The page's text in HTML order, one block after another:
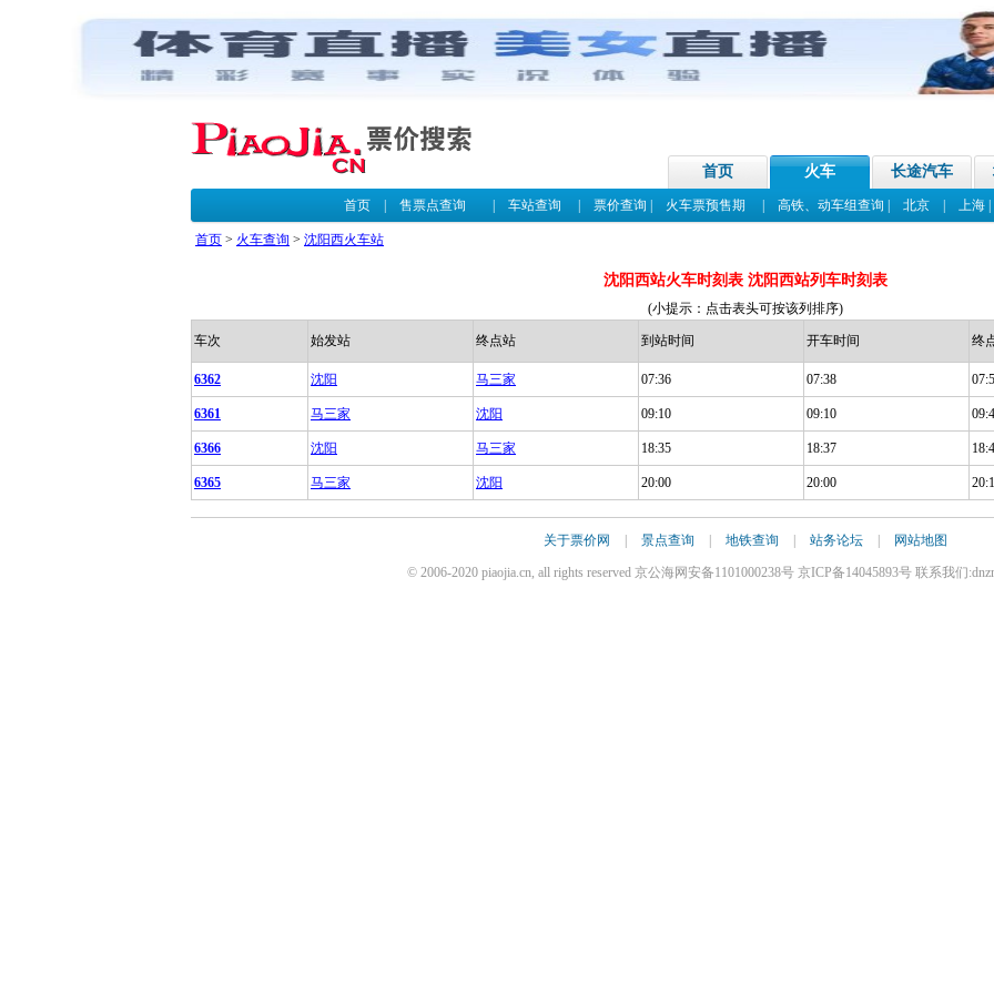
首页 火车 长途汽车
首页| 售票点查询 车站查询 票价查询 火车票预售期 高铁、动车组查询 北京| 上海
首页 > 火车查询 > 沈阳西火车站
沈阳西站火车时刻表 沈阳西站列车时刻表
(小提示：点击表头可按该列排序)
车次 始发站 终点站 到站时间 开车时间 终
6362 沈阳 马三家 07:36 07:38
6361 马三家 沈阳 09:10 09:10
6366 沈阳 马三家 18:35 18:37
6365 马三家 沈阳 20:00 20:00
关于票价网 | 景点查询 | 地铁查询 | 站务论坛 | 网站地图
© 2006-2020 piaojia.cn, all rights reserved 京公海网安备1101000238号 京ICP备14045893号 联系我们